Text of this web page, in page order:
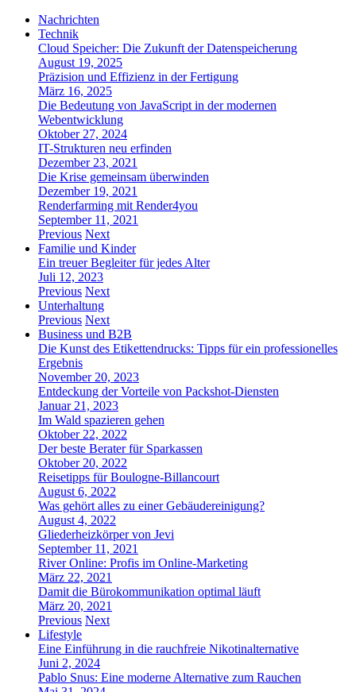
Nachrichten
Technik
Cloud Speicher: Die Zukunft der Datenspeicherung
August 19, 2025
Präzision und Effizienz in der Fertigung
März 16, 2025
Die Bedeutung von JavaScript in der modernen
Webentwicklung
Oktober 27, 2024
IT-Strukturen neu erfinden
Dezember 23, 2021
Die Krise gemeinsam überwinden
Dezember 19, 2021
Renderfarming mit Render4you
September 11, 2021
Previous Next
Familie und Kinder
Ein treuer Begleiter für jedes Alter
Juli 12, 2023
Previous Next
Unterhaltung
Previous Next
Business und B2B
Die Kunst des Etikettendrucks: Tipps für ein professionelles
Ergebnis
November 20, 2023
Entdeckung der Vorteile von Packshot-Diensten
Januar 21, 2023
Im Wald spazieren gehen
Oktober 22, 2022
Der beste Berater für Sparkassen
Oktober 20, 2022
Reisetipps für Boulogne-Billancourt
August 6, 2022
Was gehört alles zu einer Gebäudereinigung?
August 4, 2022
Gliederheizkörper von Jevi
September 11, 2021
River Online: Profis im Online-Marketing
März 22, 2021
Damit die Bürokommunikation optimal läuft
März 20, 2021
Previous Next
Lifestyle
Eine Einführung in die rauchfreie Nikotinalternative
Juni 2, 2024
Pablo Snus: Eine moderne Alternative zum Rauchen